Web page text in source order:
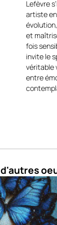
À la
la mer
voyage
idéale
ou une
✔️
✔️
✔️
✔️
🇬🇧
Lefèvre
artiste
et
fois
invite le
véritable
entre